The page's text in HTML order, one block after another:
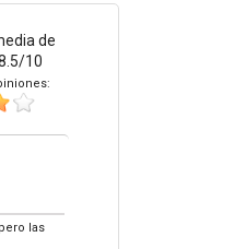
de
10
las